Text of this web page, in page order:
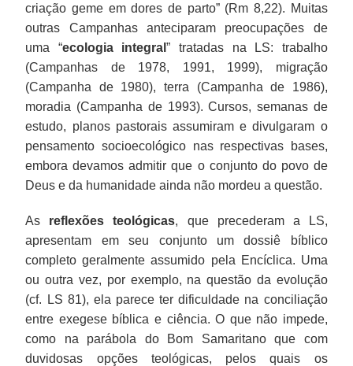
criação geme em dores de parto” (Rm 8,22). Muitas
outras Campanhas anteciparam preocupações de
uma “ecologia integral” tratadas na LS: trabalho
(Campanhas de 1978, 1991, 1999), migração
(Campanha de 1980), terra (Campanha de 1986),
moradia (Campanha de 1993). Cursos, semanas de
estudo, planos pastorais assumiram e divulgaram o
pensamento socioecológico nas respectivas bases,
embora devamos admitir que o conjunto do povo de
Deus e da humanidade ainda não mordeu a questão.
As reflexões teológicas, que precederam a LS,
apresentam em seu conjunto um dossiê bíblico
completo geralmente assumido pela Encíclica. Uma
ou outra vez, por exemplo, na questão da evolução
(cf. LS 81), ela parece ter dificuldade na conciliação
entre exegese bíblica e ciência. O que não impede,
como na parábola do Bom Samaritano que com
duvidosas opções teológicas, pelos quais os